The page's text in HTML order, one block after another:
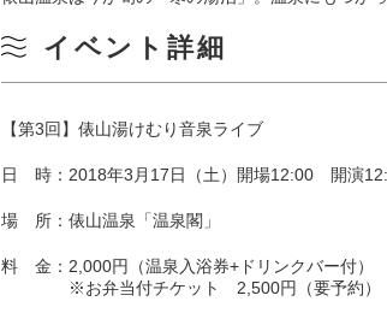
イベント詳細
【第3回】俵山湯けむり音泉ライブ
日 時：2018年3月17日（土）開場12:00 開演
場 所：俵山温泉「温泉閣」
料 金：2,000円（温泉入浴券+ドリンクバー付）
※お弁当付チケット 2,500円（要予約）